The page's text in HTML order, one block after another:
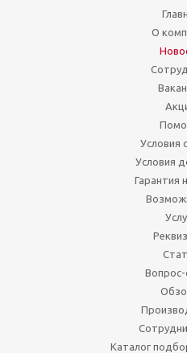
О
Условия
Условия
Гарантия
Каталог